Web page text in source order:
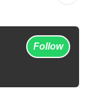
Follow